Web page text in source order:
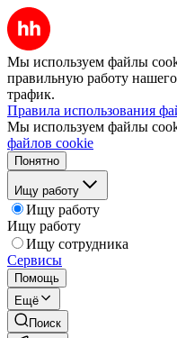
Мы используем файлы
правильную работу нашего
трафик.
Правила использования
Мы используем файлы
файлов cookie
Понятно
Ищу работу
Ищу работу
Ищу работу
Ищу сотрудника
Сервисы
Помощь
Ещё
Поиск